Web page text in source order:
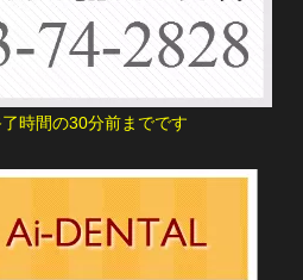
時間の30分前までです